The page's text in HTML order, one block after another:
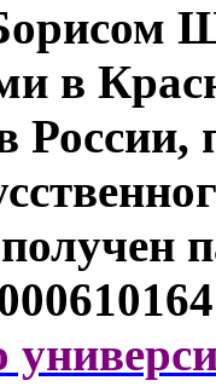
в
России,